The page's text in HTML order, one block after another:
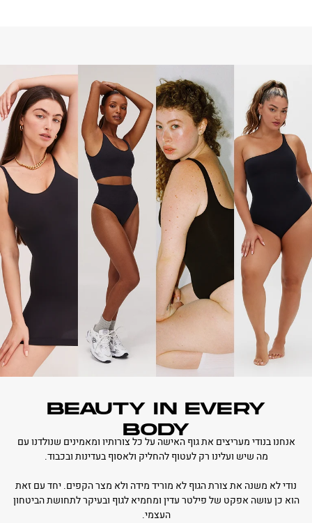
BEAUTY IN EVERY
BODY
אנחנו בנודי מעריצים את גוף האישה על כל צורותיו ומאמינים שנולדנו עם
מה שיש ועלינו רק לעטוף להחליק ולאסוף בעדינות ובכבוד.
נודי לא משנה את צורת הגוף לא מוריד מידה ולא מצר הקפים. יחד עם זאת
הוא כן עושה אפקט של פילטר עדין ומחמיא לגוף ובעיקר לתחושת הביטחון
העצמי.